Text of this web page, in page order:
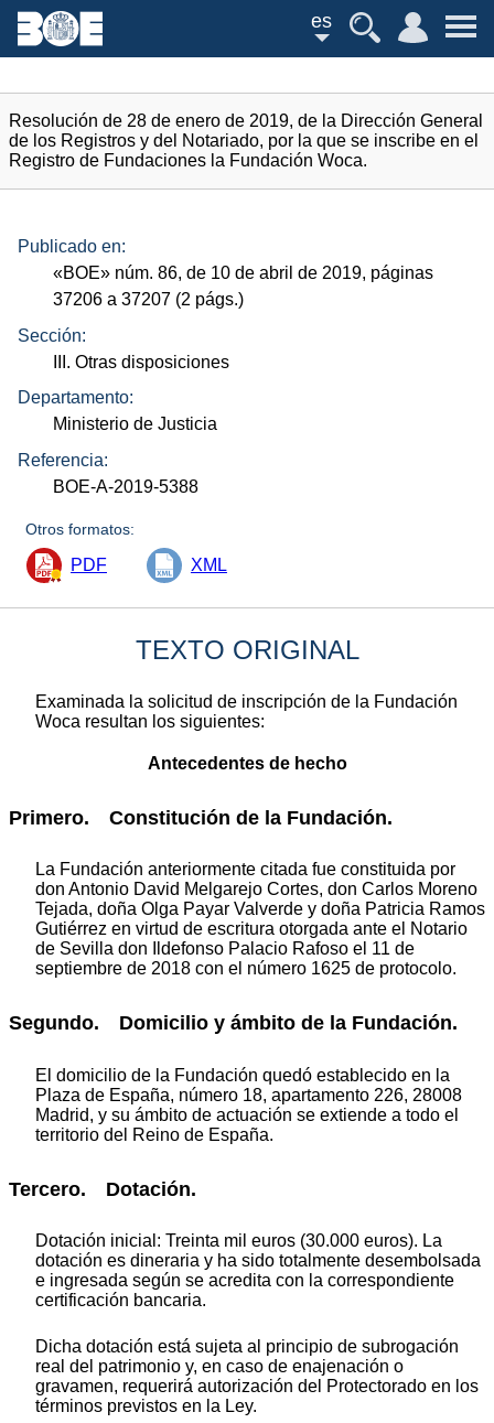
es
Resolución de 28 de enero de 2019, de la Dirección General
de los Registros y del Notariado, por la que se inscribe en el
Registro de Fundaciones la Fundación Woca.
Publicado en:
«BOE» núm. 86, de 10 de abril de 2019, páginas
37206 a 37207 (2 págs.)
Sección:
III. Otras disposiciones
Departamento:
Ministerio de Justicia
Referencia:
BOE-A-2019-5388
Otros formatos:
PDF XML
TEXTO ORIGINAL
Examinada la solicitud de inscripción de la Fundación
Woca resultan los siguientes:
Antecedentes de hecho
Primero. Constitución de la Fundación.
La Fundación anteriormente citada fue constituida por
don Antonio David Melgarejo Cortes, don Carlos Moreno
Tejada, doña Olga Payar Valverde y doña Patricia Ramos
Gutiérrez en virtud de escritura otorgada ante el Notario
de Sevilla don Ildefonso Palacio Rafoso el 11 de
septiembre de 2018 con el número 1625 de protocolo.
Segundo. Domicilio y ámbito de la Fundación.
El domicilio de la Fundación quedó establecido en la
Plaza de España, número 18, apartamento 226, 28008
Madrid, y su ámbito de actuación se extiende a todo el
territorio del Reino de España.
Tercero. Dotación.
Dotación inicial: Treinta mil euros (30.000 euros). La
dotación es dineraria y ha sido totalmente desembolsada
e ingresada según se acredita con la correspondiente
certificación bancaria.
Dicha dotación está sujeta al principio de subrogación
real del patrimonio y, en caso de enajenación o
gravamen, requerirá autorización del Protectorado en los
términos previstos en la Ley.